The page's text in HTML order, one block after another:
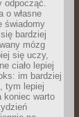
odpocząć.
o własne
świadomy
bardziej
mózg
się uczy,
ciało lepiej
im bardziej
tym lepiej
koniec warto